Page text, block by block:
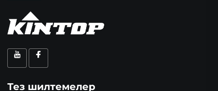
Тез шилтемелер